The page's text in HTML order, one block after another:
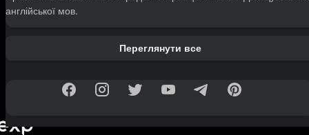
англійської мов.
Переглянути все